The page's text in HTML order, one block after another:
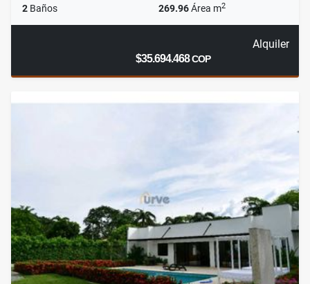
2 Baños 269.96Área m2
Alquiler
$35.694.468COP